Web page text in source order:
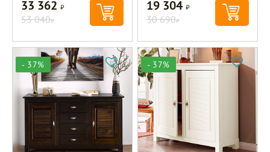
33 362Р
53 040Р
19 304Р
30 690Р
- 37% - 37%